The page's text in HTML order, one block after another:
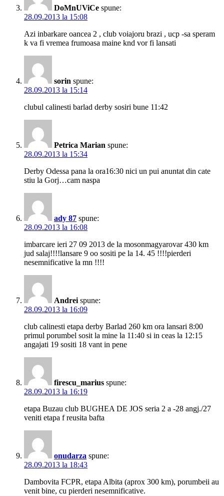
DoMnUViCe spune:
28.09.2013 la 15:08
Azi inbarkare oancea 2 , club voiajoru brazi , ucp -sa speram
k va fi vremea frumoasa maine knd vor fi lansati
sorin spune:
28.09.2013 la 15:14
clubul calinesti barlad derby sosiri bune 11:42
Petrica Marian spune:
28.09.2013 la 15:34
Derby Odessa pana la ora16:30 nici un pui anuntat din cate
stiu la Gorj…cam naspa
ady 87 spune:
28.09.2013 la 16:08
imbarcare ieri 27 09 2013 de la mosonmagyarovar 430 km
jud salaj!!!!lansare 9 oo sositi pe la 14. 45 !!!!pierderi
nesemnificative la mn !!!!
Andrei spune:
28.09.2013 la 16:09
club calinesti etapa derby Barlad 260 km ora lansari 8:00
primul porumbel sosit la mine la 11:40 si in ceas la 12:15
angajati 19 sositi 18 vant in pene
firescu_marius spune:
28.09.2013 la 16:19
etapa Buzau club BUGHEA DE JOS seria 2 a -28 angj./27
veniti etapa f reusita bafta
onudarza spune:
28.09.2013 la 18:43
Dambovita FCPR, etapa Albita (aprox 300 km), porumbeii au
venit bine, cu pierderi nesemnificative.